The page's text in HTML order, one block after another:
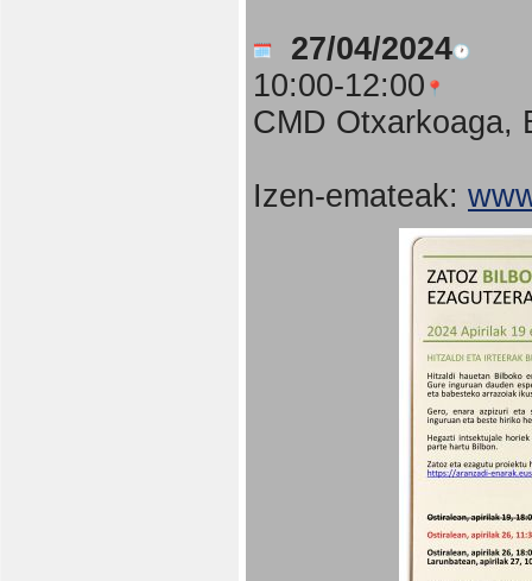
27/04/2024
10:00-12:00
CMD Otxarkoaga,
Izen-emateak: